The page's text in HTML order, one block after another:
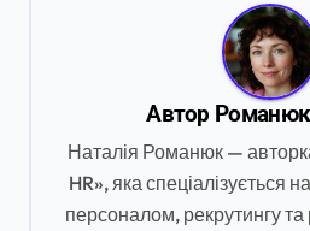
Автор Романюк
Наталія Романюк —
HR», яка спеціалізується
персоналом, рекрутингу